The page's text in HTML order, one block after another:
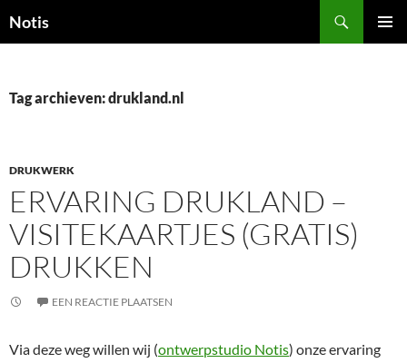
Notis
INHOUD
Tag archieven: drukland.nl
DRUKWERK
ERVARING DRUKLAND –
VISITEKAARTJES (GRATIS)
DRUKKEN
EEN REACTIE PLAATSEN
Via deze weg willen wij (ontwerpstudio Notis) onze ervaring